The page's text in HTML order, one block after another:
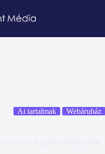
Ai tartalmak Webáruház